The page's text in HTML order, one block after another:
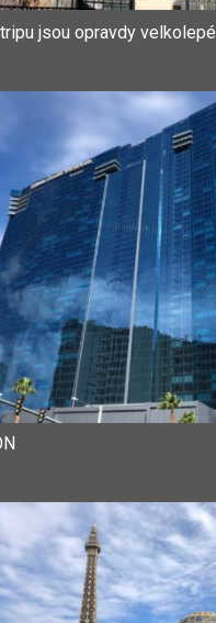
jsou opravdy velkolepé